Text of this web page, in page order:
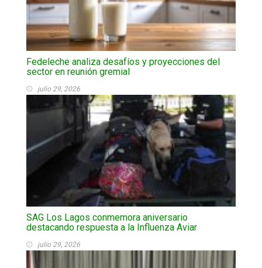
Fedeleche analiza desafíos y proyecciones del
sector en reunión gremial
julio 29, 2026
SAG Los Lagos conmemora aniversario
destacando respuesta a la Influenza Aviar
julio 29, 2026